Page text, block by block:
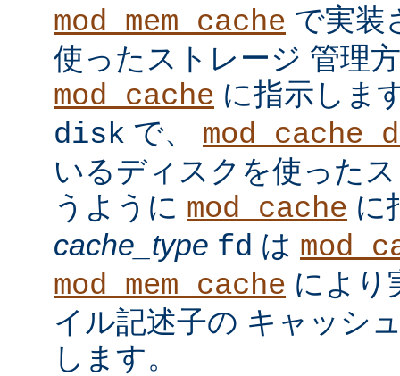
mod_mem_cache で実装
使ったストレージ 管理
mod_cache に指示しま
disk で、
いるディスクを使った
うように mod_cache に
cache_type fd は
mod_mem_cache により
イル記述子の キャッシ
します。